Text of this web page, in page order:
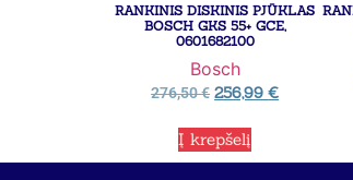
RANKINIS DISKINIS PJŪKLAS
BOSCH GKS 55+ GCE,
0601682100
Bosch
276,50€ 256,99€
Į krepšelį